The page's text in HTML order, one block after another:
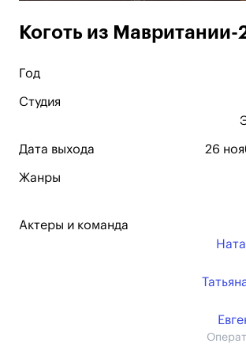
Коготь из Мавритании-
Год
Студия
Дата выхода 26
Жанры
Актеры и команда